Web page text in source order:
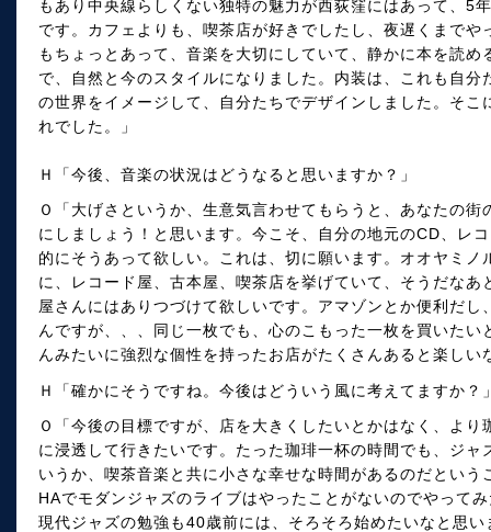
もあり中央線らしくない独特の魅力が西荻窪にはあって、5
です。カフェよりも、喫茶店が好きでしたし、夜遅くまで
もちょっとあって、音楽を大切にしていて、静かに本を読
で、自然と今のスタイルになりました。内装は、これも自
の世界をイメージして、自分たちでデザインしました。そ
れでした。」
Ｈ「今後、音楽の状況はどうなると思いますか？」
Ｏ「大げさというか、生意気言わせてもらうと、あなたの
にしましょう！と思います。今こそ、自分の地元のCD、レ
的にそうあって欲しい。これは、切に願います。オオヤミ
に、レコード屋、古本屋、喫茶店を挙げていて、そうだな
屋さんにはありつづけて欲しいです。アマゾンとか便利だ
んですが、、、同じ一枚でも、心のこもった一枚を買いた
んみたいに強烈な個性を持ったお店がたくさんあると楽しい
Ｈ「確かにそうですね。今後はどういう風に考えてますか？
Ｏ「今後の目標ですが、店を大きくしたいとかはなく、よ
に浸透して行きたいです。たった珈琲一杯の時間でも、ジ
いうか、喫茶音楽と共に小さな幸せな時間があるのだとい
HAでモダンジャズのライブはやったことがないのでやって
現代ジャズの勉強も40歳前には、そろそろ始めたいなと思